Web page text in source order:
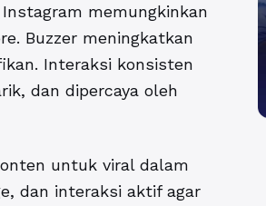
memungkinkan
Buzzer meningkatkan
Interaksi konsisten
dan dipercaya oleh
untuk viral dalam
dan interaksi aktif agar